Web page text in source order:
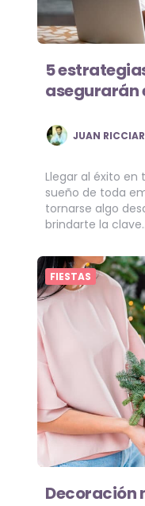
5
asegurarán
POSTED
BY
JUAN
Llegar al éxito en
sueño de toda
tornarse algo
brindarte la
FIESTAS
Decoración